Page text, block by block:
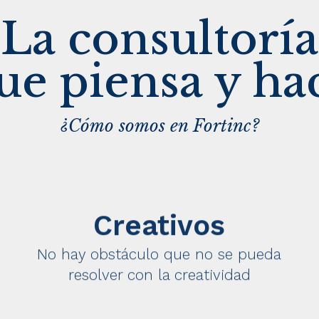
La consultoría
piensa y
¿Cómo somos en Fortinc?
Creativos
No hay obstáculo que no se pueda
resolver con la creatividad